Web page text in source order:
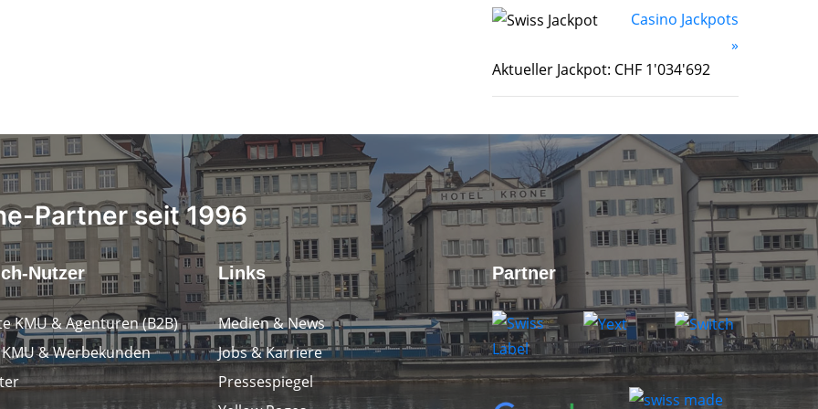
Casino Jackpots
»
Aktueller Jackpot: CHF 1'034'692
Partner seit 1996
Nutzer
KMU & Agenturen (B2B)
& Werbekunden
Links
Medien & News
Jobs & Karriere
Pressespiegel
Partner